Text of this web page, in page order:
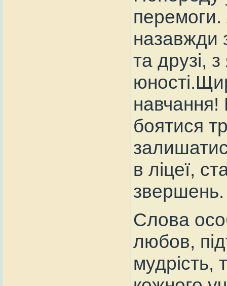
перемоги.
назавжди
та друзі,
навчання!
боятися
в ліцеї,
звершень.
Слова
любов,
мудрість,